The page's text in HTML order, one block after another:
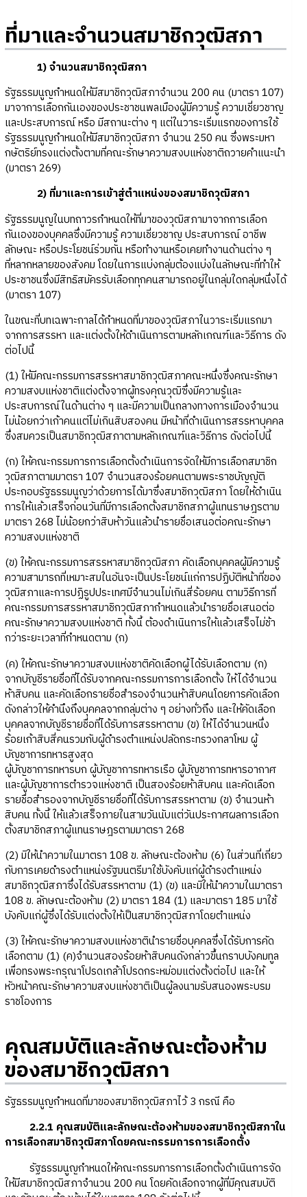
ที่มาและจำนวนสมาชิกวุฒิสภา
1) จำนวนสมาชิกวุฒิสภา
รัฐธรรมนูญกำหนดให้มีสมาชิกวุฒิสภาจำนวน 200 คน (มาตรา 107)
มาจาการเลือกกันเองของประชาชนพลเมืองผู้มีความรู้ ความเชี่ยวชาญ
และประสบการณ์ หรือ มีสถานะต่าง ๆ แต่ในวาระเริ่มแรกของการใช้
รัฐธรรมนูญกำหนดให้มีสมาชิกวุฒิสภา จำนวน 250 คน ซึ่งพระมหา
กษัตริย์ทรงแต่งตั้งตามที่คณะรักษาความสงบแห่งชาติถวายคำแนะนำ
(มาตรา 269)
2) ที่มาและการเข้าสู่ตำแหน่งของสมาชิกวุฒิสภา
รัฐธรรมนูญในบทถาวรกำหนดให้ที่มาของวุฒิสภามาจากการเลือก
กันเองของบุคคลซึ่งมีความรู้ ความเชี่ยวชาญ ประสบการณ์ อาชีพ
ลักษณะ หรือประโยชน์ร่วมกัน หรือทำงานหรือเคยทำงานด้านต่าง ๆ
ที่หลากหลายของสังคม โดยในการแบ่งกลุ่มต้องแบ่งในลักษณะที่ทำให้
ประชาชนซึ่งมีสิทธิสมัครรับเลือกทุกคนสามารถอยู่ในกลุ่มใดกลุ่มหนึ่งได้
(มาตรา 107)
ในขณะที่บทเฉพาะกาลได้กำหนดที่มาของวุฒิสภาในวาระเริ่มแรกมา
จากการสรรหา และแต่งตั้งให้ดำเนินการตามหลักเกณฑ์และวิธีการ ดัง
ต่อไปนี้
(1) ให้มีคณะกรรมการสรรหาสมาชิกวุฒิสภาคณะหนึ่งซึ่งคณะรักษา
ความสงบแห่งชาติแต่งตั้งจากผู้ทรงคุณวุฒิซึ่งมีความรู้และ
ประสบการณ์ในด้านต่าง ๆ และมีความเป็นกลางทางการเมืองจำนวน
ไม่น้อยกว่าเก้าคนแต่ไม่เกินสิบสองคน มีหน้าที่ดำเนินการสรรหาบุคคล
ซึ่งสมควรเป็นสมาชิกวุฒิสภาตามหลักเกณฑ์และวิธีการ ดังต่อไปนี้
(ก) ให้คณะกรรมการการเลือกตั้งดำเนินการจัดให้มีการเลือกสมาชิก
วุฒิสภาตามมาตรา 107 จำนวนสองร้อยคนตามพระราชบัญญัติ
ประกอบรัฐธรรมนูญว่าด้วยการได้มาซึ่งสมาชิกวุฒิสภา โดยให้ดำเนิน
การให้แล้วเสร็จก่อนวันที่มีการเลือกตั้งสมาชิกสภาผู้แทนราษฎรตาม
มาตรา 268 ไม่น้อยกว่าสิบห้าวันแล้วนำรายชื่อเสนอต่อคณะรักษา
ความสงบแห่งชาติ
(ข) ให้คณะกรรมการสรรหาสมาชิกวุฒิสภา คัดเลือกบุคคลผู้มีความรู้
ความสามารถที่เหมาะสมในอันจะเป็นประโยชน์แก่การปฏิบัติหน้าที่ของ
วุฒิสภาและการปฏิรูปประเทศมีจำนวนไม่เกินสี่ร้อยคน ตามวิธีการที่
คณะกรรมการสรรหาสมาชิกวุฒิสภากำหนดแล้วนำรายชื่อเสนอต่อ
คณะรักษาความสงบแห่งชาติ ทั้งนี้ ต้องดำเนินการให้แล้วเสร็จไม่ช้า
กว่าระยะเวลาที่กำหนดตาม (ก)
(ค) ให้คณะรักษาความสงบแห่งชาติคัดเลือกผู้ได้รับเลือกตาม (ก)
จากบัญชีรายชื่อที่ได้รับจากคณะกรรมการการเลือกตั้ง ให้ได้จำนวน
ห้าสิบคน และคัดเลือกรายชื่อสำรองจำนวนห้าสิบคนโดยการคัดเลือก
ดังกล่าวให้คำนึงถึงบุคคลจากกลุ่มต่าง ๆ อย่างทั่วถึง และให้คัดเลือก
บุคคลจากบัญชีรายชื่อที่ได้รับการสรรหาตาม (ข) ให้ได้จำนวนหนึ่ง
ร้อยเก้าสิบสี่คนรวมกับผู้ดำรงตำแหน่งปลัดกระทรวงกลาโหม ผู้
บัญชาการทหารสูงสุด
ผู้บัญชาการทหารบก ผู้บัญชาการทหารเรือ ผู้บัญชาการทหารอากาศ
และผู้บัญชาการตำรวจแห่งชาติ เป็นสองร้อยห้าสิบคน และคัดเลือก
รายชื่อสำรองจากบัญชีรายชื่อที่ได้รับการสรรหาตาม (ข) จำนวนห้า
สิบคน ทั้งนี้ ให้แล้วเสร็จภายในสามวันนับแต่วันประกาศผลการเลือก
ตั้งสมาชิกสภาผู้แทนราษฎรตามมาตรา 268
(2) มิให้นำความในมาตรา 108 ข. ลักษณะต้องห้าม (6) ในส่วนที่เกี่ยว
กับการเคยดำรงตำแหน่งรัฐมนตรีมาใช้บังคับแก่ผู้ดำรงตำแหน่ง
สมาชิกวุฒิสภาซึ่งได้รับสรรหาตาม (1) (ข) และมิให้นำความในมาตรา
108 ข. ลักษณะต้องห้าม (2) มาตรา 184 (1) และมาตรา 185 มาใช้
บังคับแก่ผู้ซึ่งได้รับแต่งตั้งให้เป็นสมาชิกวุฒิสภาโดยตำแหน่ง
(3) ให้คณะรักษาความสงบแห่งชาตินำรายชื่อบุคคลซึ่งได้รับการคัด
เลือกตาม (1) (ค)จำนวนสองร้อยห้าสิบคนดังกล่าวขึ้นกราบบังคมทูล
เพื่อทรงพระกรุณาโปรดเกล้าโปรดกระหม่อมแต่งตั้งต่อไป และให้
หัวหน้าคณะรักษาความสงบแห่งชาติเป็นผู้ลงนามรับสนองพระบรม
ราชโองการ
คุณสมบัติและลักษณะต้องห้าม
ของสมาชิกวุฒิสภา
รัฐธรรมนูญกำหนดที่มาของสมาชิกวุฒิสภาไว้ 3 กรณี คือ
2.2.1 คุณสมบัติและลักษณะต้องห้ามของสมาชิกวุฒิสภาใน
การเลือกสมาชิกวุฒิสภาโดยคณะกรรมการการเลือกตั้ง
รัฐธรรมนูญกำหนดให้คณะกรรมการการเลือกตั้งดำเนินการจัด
ให้มีสมาชิกวุฒิสภาจำนวน 200 คน โดยคัดเลือกจากผู้ที่มีคุณสมบัติ